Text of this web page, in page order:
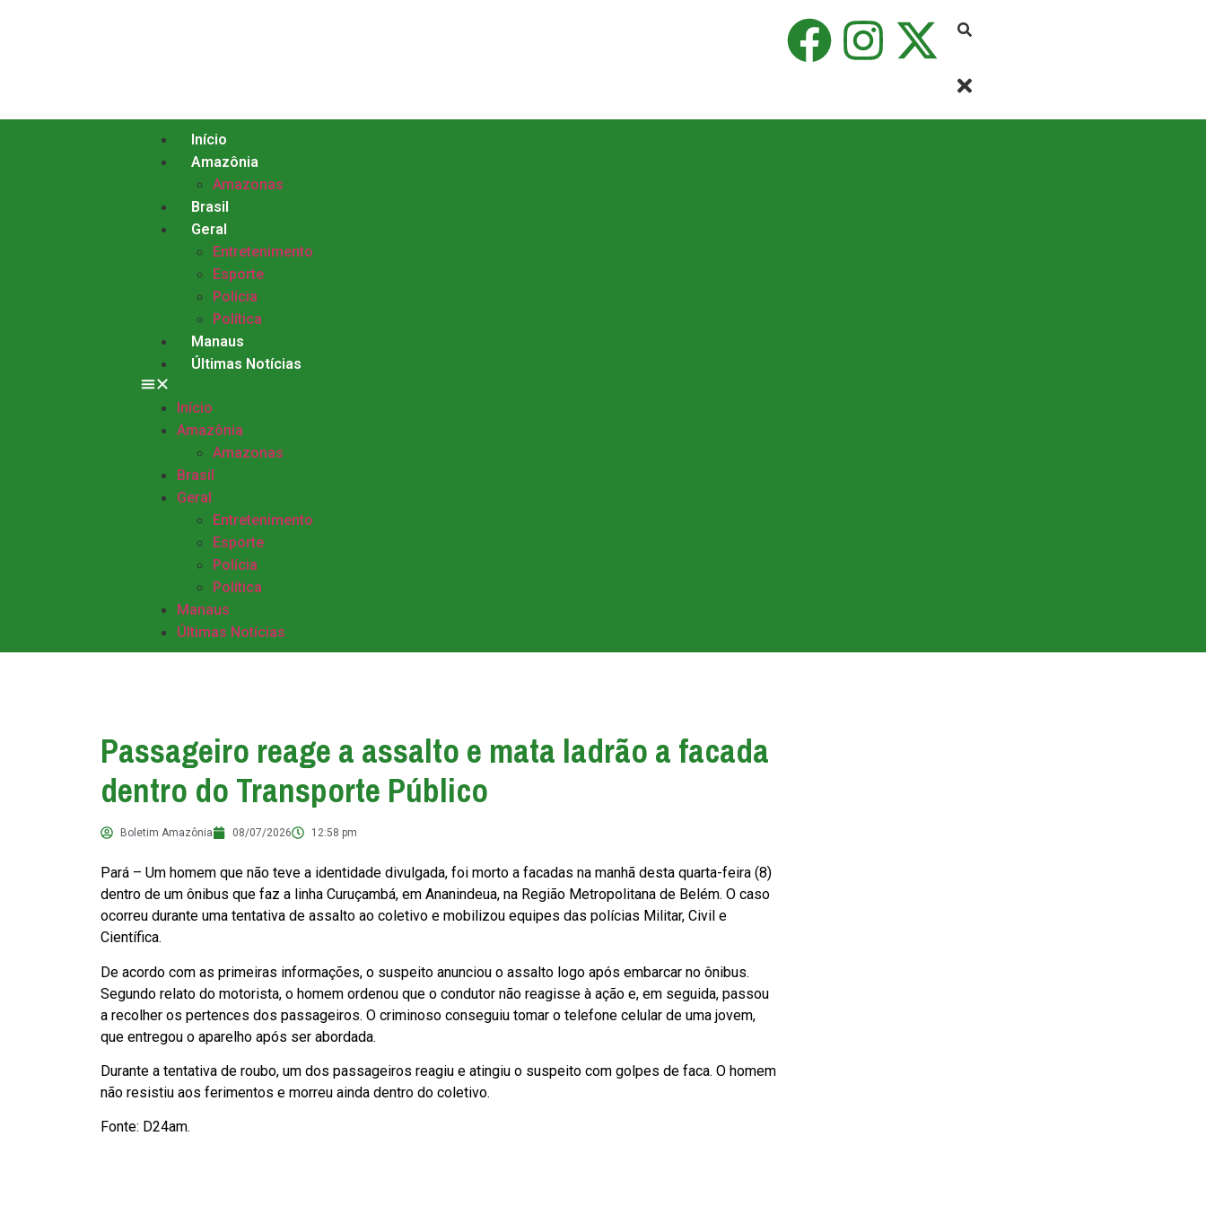
Início
Amazônia
Amazonas
Brasil
Geral
Entretenimento
Esporte
Polícia
Política
Manaus
Últimas Notícias
Início
Amazônia
Amazonas
Brasil
Geral
Entretenimento
Esporte
Polícia
Política
Manaus
Últimas Notícias
Passageiro reage a assalto e mata ladrão a facada
dentro do Transporte Público
Boletim Amazônia 08/07/2026 12:58 pm
Pará – Um homem que não teve a identidade divulgada, foi morto a facadas na manhã desta quarta-feira (8)
dentro de um ônibus que faz a linha Curuçambá, em Ananindeua, na Região Metropolitana de Belém. O caso
ocorreu durante uma tentativa de assalto ao coletivo e mobilizou equipes das polícias Militar, Civil e
Científica.
De acordo com as primeiras informações, o suspeito anunciou o assalto logo após embarcar no ônibus.
Segundo relato do motorista, o homem ordenou que o condutor não reagisse à ação e, em seguida, passou
a recolher os pertences dos passageiros. O criminoso conseguiu tomar o telefone celular de uma jovem,
que entregou o aparelho após ser abordada.
Durante a tentativa de roubo, um dos passageiros reagiu e atingiu o suspeito com golpes de faca. O homem
não resistiu aos ferimentos e morreu ainda dentro do coletivo.
Fonte: D24am.